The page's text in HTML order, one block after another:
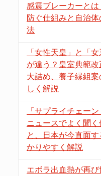
感震ブレーカーと
防ぐ仕組みと自治
法
「女性天皇」と「
が違う？皇室典範
大詰め、養子縁組案
しく解説
「サプライチェー
ニュースでよく聞
と、日本が今直面
かりやすく解説
エボラ出血熱が再び